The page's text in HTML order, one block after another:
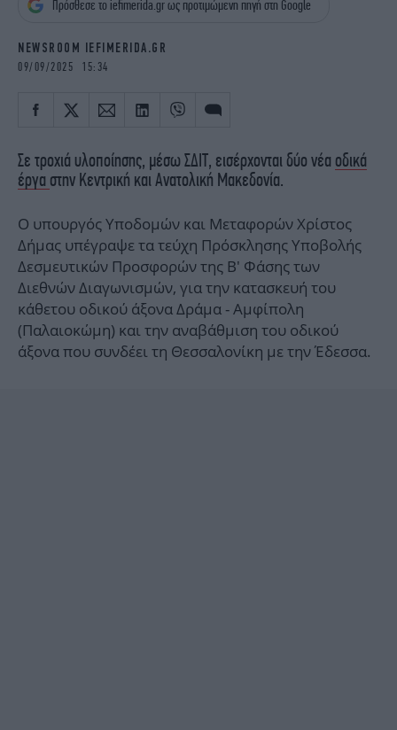
iBOOKS
ΖΩΔΙΑ
MEDIA
NEWSLETTER
Πρόσθεσε το iefimerida.gr ως προτιμώμενη πηγή στη Google
NEWSROOM IEFIMERIDA.GR
09/09/2025 15:34
Σε τροχιά υλοποίησης, μέσω ΣΔΙΤ, εισέρχονται δύο νέα οδικά
έργα στην Κεντρική και Ανατολική Μακεδονία.
Ο υπουργός Υποδομών και Μεταφορών Χρίστος
Δήμας υπέγραψε τα τεύχη Πρόσκλησης Υποβολής
Δεσμευτικών Προσφορών της B' Φάσης των
Διεθνών Διαγωνισμών, για την κατασκευή του
κάθετου οδικού άξονα Δράμα - Αμφίπολη
(Παλαιοκώμη) και την αναβάθμιση του οδικού
άξονα που συνδέει τη Θεσσαλονίκη με την Έδεσσα.